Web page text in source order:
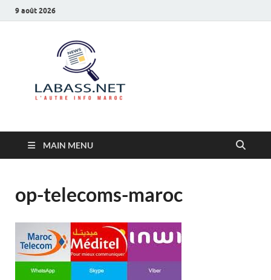
9 août 2026
MAIN MENU
op-telecoms-maroc